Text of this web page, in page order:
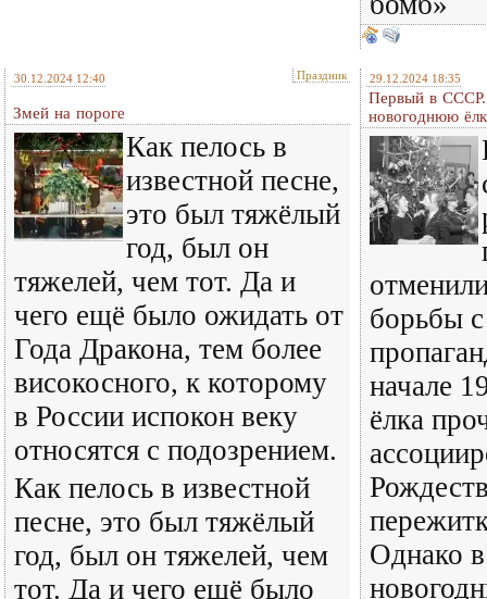
30.12.2024 12:40 Праздник
Змей на пороге
Как пелось в
известной песне,
это был тяжёлый
год, был он
тяжелей, чем тот. Да и
чего ещё было ожидать от
Года Дракона, тем более
високосного, к которому
в России испокон веку
относятся с подозрением.
Как пелось в известной
песне, это был тяжёлый
год, был он тяжелей, чем
тот. Да и чего ещё было
29.12.2024 18:35
Первый в СССР.
новогоднюю
борьбы
начале
ёлка
Однако